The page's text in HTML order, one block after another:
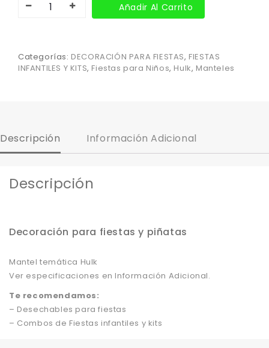
Añadir Al Carrito
Categorías: DECORACIÓN PARA FIESTAS, FIESTAS
INFANTILES Y KITS, Fiestas para Niños, Hulk, Manteles
Descripción Información Adicional
Descripción
Decoración para fiestas y piñatas
Mantel temática Hulk
Ver especificaciones en Información Adicional.
Te recomendamos:
– Desechables para fiestas
– Combos de Fiestas infantiles y kits